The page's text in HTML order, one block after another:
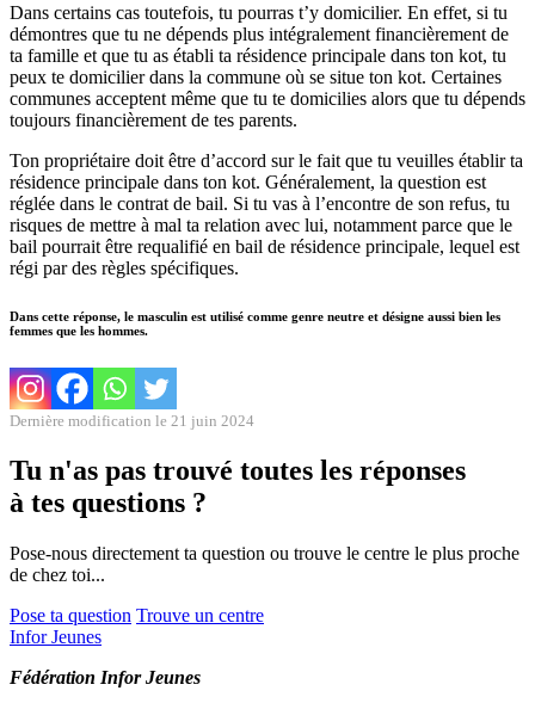
Dans certains cas toutefois, tu pourras t’y domicilier. En effet, si tu
démontres que tu ne dépends plus intégralement financièrement de
ta famille et que tu as établi ta résidence principale dans ton kot, tu
peux te domicilier dans la commune où se situe ton kot. Certaines
communes acceptent même que tu te domicilies alors que tu dépends
toujours financièrement de tes parents.
Ton propriétaire doit être d’accord sur le fait que tu veuilles établir ta
résidence principale dans ton kot. Généralement, la question est
réglée dans le contrat de bail. Si tu vas à l’encontre de son refus, tu
risques de mettre à mal ta relation avec lui, notamment parce que le
bail pourrait être requalifié en bail de résidence principale, lequel est
régi par des règles spécifiques.
Dans cette réponse, le masculin est utilisé comme genre neutre et désigne aussi bien les
femmes que les hommes.
Dernière modification le 21 juin 2024
Tu n'as pas trouvé toutes les réponses
à tes questions ?
Pose-nous directement ta question ou trouve le centre le plus proche
de chez toi...
Pose ta question Trouve un centre
Infor Jeunes
Fédération Infor Jeunes